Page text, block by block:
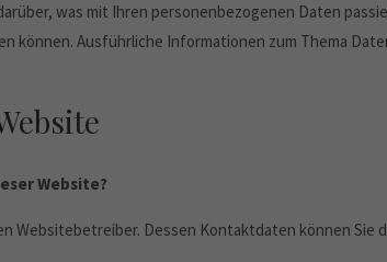
was mit Ihren personenbezogenen Daten
können. Ausführliche Informationen zum Thema
Website?
Websitebetreiber. Dessen Kontaktdaten können Sie